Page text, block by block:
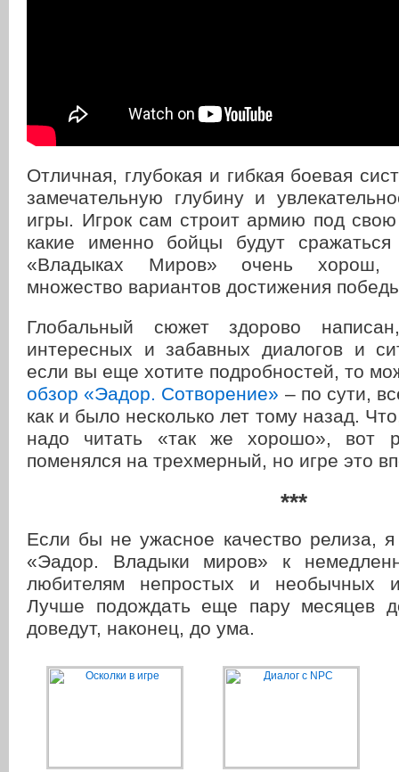
Отличная, глубокая и гибкая боевая
замечательную глубину и
игры. Игрок сам строит армию под свою
какие именно бойцы будут
«Владыках Миров» очень хорош,
множество вариантов достижения
Глобальный сюжет здорово
интересных и забавных диалогов и
если вы еще хотите подробностей, то
обзор «Эадор. Сотворение» – по сути,
как и было несколько лет тому назад.
надо читать «так же хорошо», вот
поменялся на трехмерный, но игре это
***
Если бы не ужасное качество релиза,
«Эадор. Владыки миров» к
любителям непростых и необычных
Лучше подождать еще пару месяцев
доведут, наконец, до ума.